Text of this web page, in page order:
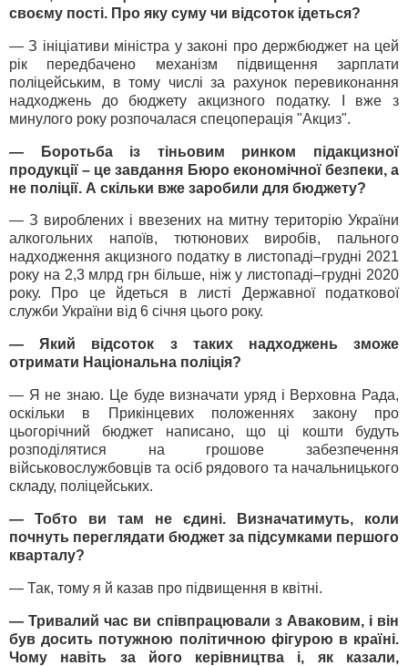
своєму пості. Про яку суму чи відсоток ідеться?
— З ініціативи міністра у законі про держбюджет на цей
рік передбачено механізм підвищення зарплати
поліцейським, в тому числі за рахунок перевиконання
надходжень до бюджету акцизного податку. І вже з
минулого року розпочалася спецоперація "Акциз".
— Боротьба із тіньовим ринком підакцизної
продукції – це завдання Бюро економічної безпеки, а
не поліції. А скільки вже заробили для бюджету?
— З вироблених і ввезених на митну територію України
алкогольних напоїв, тютюнових виробів, пального
надходження акцизного податку в листопаді–грудні 2021
року на 2,3 млрд грн більше, ніж у листопаді–грудні 2020
року. Про це йдеться в листі Державної податкової
служби України від 6 січня цього року.
— Який відсоток з таких надходжень зможе
отримати Національна поліція?
— Я не знаю. Це буде визначати уряд і Верховна Рада,
оскільки в Прикінцевих положеннях закону про
цьогорічний бюджет написано, що ці кошти будуть
розподілятися на грошове забезпечення
військовослужбовців та осіб рядового та начальницького
складу, поліцейських.
— Тобто ви там не єдині. Визначатимуть, коли
почнуть переглядати бюджет за підсумками першого
кварталу?
— Так, тому я й казав про підвищення в квітні.
— Тривалий час ви співпрацювали з Аваковим, і він
був досить потужною політичною фігурою в країні.
Чому навіть за його керівництва і, як казали,